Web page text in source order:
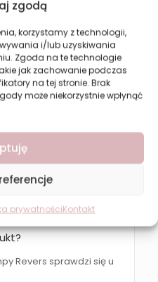
zgodą
korzystamy z technologii,
i/lub uzyskiwania
Zgoda na te technologie
jak zachowanie podczas
na tej stronie. Brak
może niekorzystnie wpłynąć
prywatnościKontakt
świetle słonecznym
wyglądają świeżo
trwałości można
samej serii.
Revers sprawdzi się u